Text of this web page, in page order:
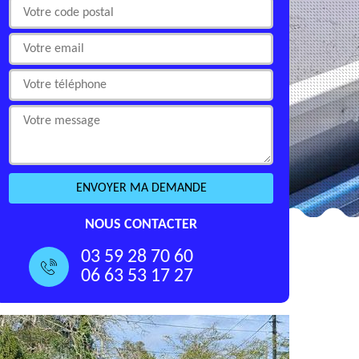
NOUS CONTACTER
03 59 28 70 60
06 63 53 17 27